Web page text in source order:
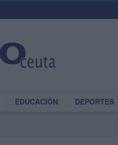
EDUCACIÓN DEPORTES